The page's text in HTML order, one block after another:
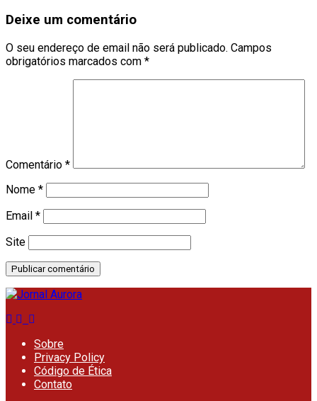
Deixe um comentário
O seu endereço de email não será publicado. Campos
obrigatórios marcados com *
Comentário *
Nome *
Email *
Site
Sobre
Privacy Policy
Código de Ética
Contato